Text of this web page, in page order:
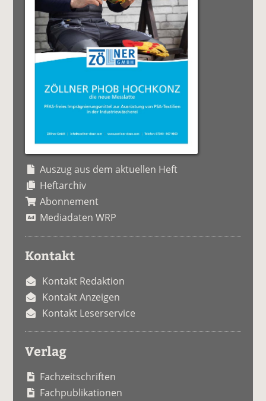
Auszug aus dem aktuellen Heft
Heftarchiv
Abonnement
Mediadaten WRP
Kontakt
Kontakt Redaktion
Kontakt Anzeigen
Kontakt Leserservice
Verlag
Fachzeitschriften
Fachpublikationen